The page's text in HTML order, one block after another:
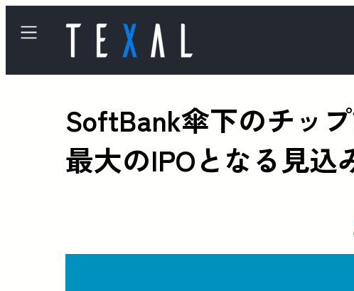
SoftBank傘下のチッ
最大のIPOとなる見込